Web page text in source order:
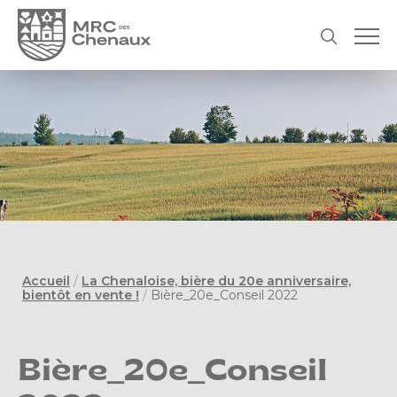
Accueil / La Chenaloise, bière du 20e anniversaire,
bientôt en vente ! / Bière_20e_Conseil 2022
Bière_20e_Conseil